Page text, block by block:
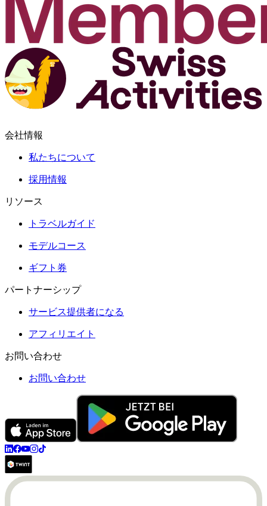
会社情報
私たちについて
採用情報
リソース
トラベルガイド
モデルコース
ギフト券
パートナーシップ
サービス提供者になる
アフィリエイト
お問い合わせ
お問い合わせ